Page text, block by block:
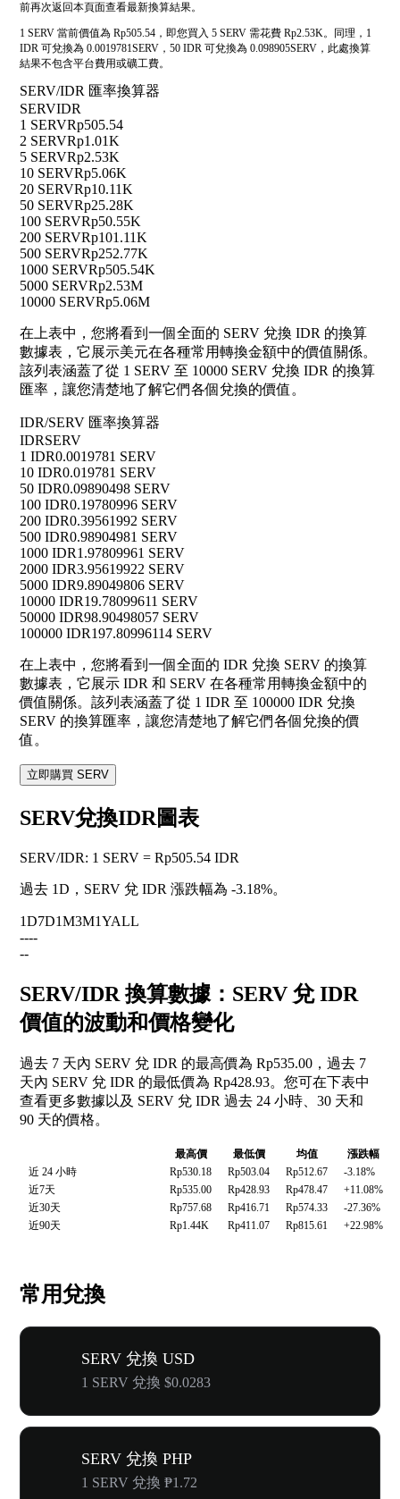
前再次返回本頁面查看最新換算結果。
1 SERV 當前價值為 Rp505.54，即您買入 5 SERV 需花費 Rp2.53K。同理，1
IDR 可兌換為 0.0019781SERV，50 IDR 可兌換為 0.098905SERV，此處換算
結果不包含平台費用或礦工費。
SERV/IDR 匯率換算器
SERVIDR
1 SERVRp505.54
2 SERVRp1.01K
5 SERVRp2.53K
10 SERVRp5.06K
20 SERVRp10.11K
50 SERVRp25.28K
100 SERVRp50.55K
200 SERVRp101.11K
500 SERVRp252.77K
1000 SERVRp505.54K
5000 SERVRp2.53M
10000 SERVRp5.06M
在上表中，您將看到一個全面的 SERV 兌換 IDR 的換算
數據表，它展示美元在各種常用轉換金額中的價值關係。
該列表涵蓋了從 1 SERV 至 10000 SERV 兌換 IDR 的換算
匯率，讓您清楚地了解它們各個兌換的價值。
IDR/SERV 匯率換算器
IDRSERV
1 IDR0.0019781 SERV
10 IDR0.019781 SERV
50 IDR0.09890498 SERV
100 IDR0.19780996 SERV
200 IDR0.39561992 SERV
500 IDR0.98904981 SERV
1000 IDR1.97809961 SERV
2000 IDR3.95619922 SERV
5000 IDR9.89049806 SERV
10000 IDR19.78099611 SERV
50000 IDR98.90498057 SERV
100000 IDR197.80996114 SERV
在上表中，您將看到一個全面的 IDR 兌換 SERV 的換算
數據表，它展示 IDR 和 SERV 在各種常用轉換金額中的
價值關係。該列表涵蓋了從 1 IDR 至 100000 IDR 兌換
SERV 的換算匯率，讓您清楚地了解它們各個兌換的價
值。
立即購買 SERV
SERV兌換IDR圖表
SERV/IDR: 1 SERV = Rp505.54 IDR
過去 1D，SERV 兌 IDR 漲跌幅為 -3.18%。
1D7D1M3M1YALL
----
--
SERV/IDR 換算數據：SERV 兌 IDR
價值的波動和價格變化
過去 7 天內 SERV 兌 IDR 的最高價為 Rp535.00，過去 7
天內 SERV 兌 IDR 的最低價為 Rp428.93。您可在下表中
查看更多數據以及 SERV 兌 IDR 過去 24 小時、30 天和
90 天的價格。
最高價 最低價 均值
漲跌幅
近 24 小時
Rp530.18 Rp503.04 Rp512.67
-3.18%
近7天
Rp535.00 Rp428.93 Rp478.47
+11.08%
近30天
Rp757.68 Rp416.71 Rp574.33
-27.36%
近90天
Rp1.44K Rp411.07 Rp815.61 +22.98%
常用兌換
SERV 兌換 USD
1 SERV 兌換 $0.0283
SERV 兌換 PHP
1 SERV 兌換 ₱1.72